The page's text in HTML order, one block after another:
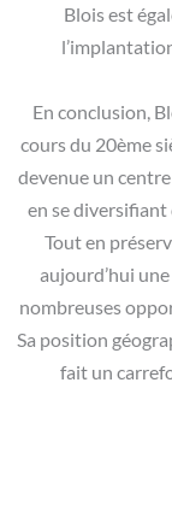
Blois est
En conclusion,
cours du 20ème
devenue un
en se diversifiant
Tout en
aujourd’hui
nombreuses
Sa position
fait un